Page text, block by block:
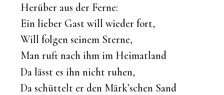
Herüber aus der Ferne:
Ein lieber Gast will wieder fort,
Will folgen seinem Sterne,
Man ruft nach ihm im Heimatland
Da lässt es ihn nicht ruhen,
Da schüttelt er den Märk’schen Sand